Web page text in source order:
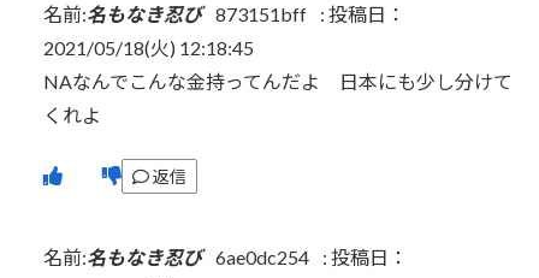
名前:名もなき忍び 873151bff : 投稿日：
2021/05/18(火) 12:18:45
NAなんでこんな金持ってんだよ 日本にも少し分けて
くれよ
返信
名前:名もなき忍び 6ae0dc254 : 投稿日：